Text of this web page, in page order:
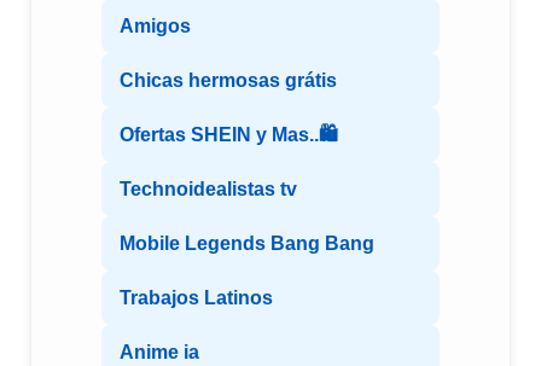
Amigos
Chicas hermosas grátis
Ofertas SHEIN y Mas..🛍️
Technoidealistas tv
Mobile Legends Bang Bang
Trabajos Latinos
Anime ia